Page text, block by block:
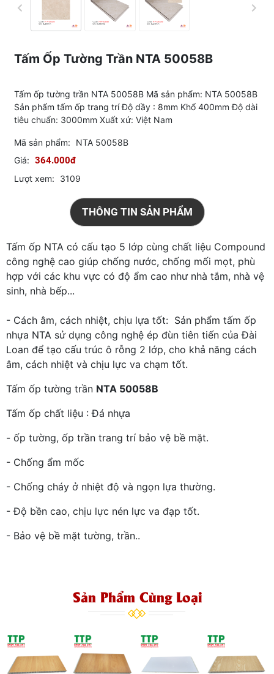
Tấm Ốp Tường Trần NTA 50058B
Tấm ốp tường trần NTA 50058B Mã sản phẩm: NTA 50058B
Sản phẩm tấm ốp trang trí Độ dầy : 8mm Khổ 400mm Độ dài
tiêu chuẩn: 3000mm Xuất xứ: Việt Nam
Mã sản phẩm:
NTA 50058B
Giá: 364.000đ
Lượt xem: 3109
THÔNG TIN SẢN PHẨM
Tấm ốp NTA có cấu tạo 5 lớp cùng chất liệu Compound
công nghệ cao giúp chống nước, chống mối mọt, phù
hợp với các khu vực có độ ẩm cao như nhà tắm, nhà vệ
sinh, nhà bếp...
- Cách âm, cách nhiệt, chịu lựa tốt: Sản phẩm tấm ốp
nhựa NTA sử dụng công nghệ ép đùn tiên tiến của Đài
Loan để tạo cấu trúc ô rỗng 2 lớp, cho khả năng cách
âm, cách nhiệt và chịu lực va chạm tốt.
Tấm ốp tường trần NTA 50058B
Tấm ốp chất liệu : Đá nhựa
- ốp tường, ốp trần trang trí bảo vệ bề mặt.
- Chống ẩm mốc
- Chống cháy ở nhiệt độ và ngọn lựa thường.
- Độ bền cao, chịu lực nén lực va đạp tốt.
- Bảo vệ bề mặt tường, trần..
Sản Phẩm Cùng Loại